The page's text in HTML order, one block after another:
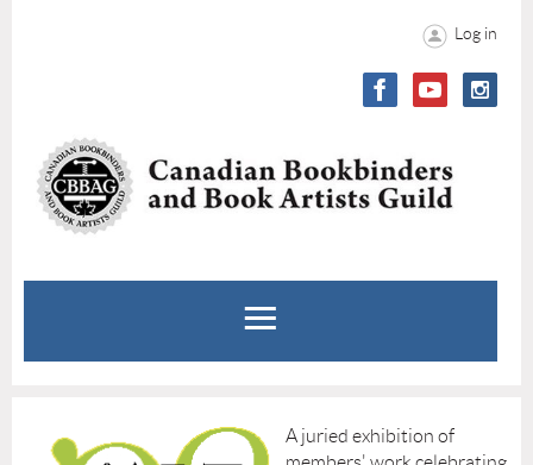
Log in
A juried exhibition of